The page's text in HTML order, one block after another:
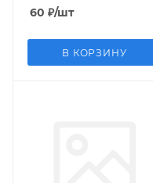
60 ₽/шт
В КОРЗИНУ